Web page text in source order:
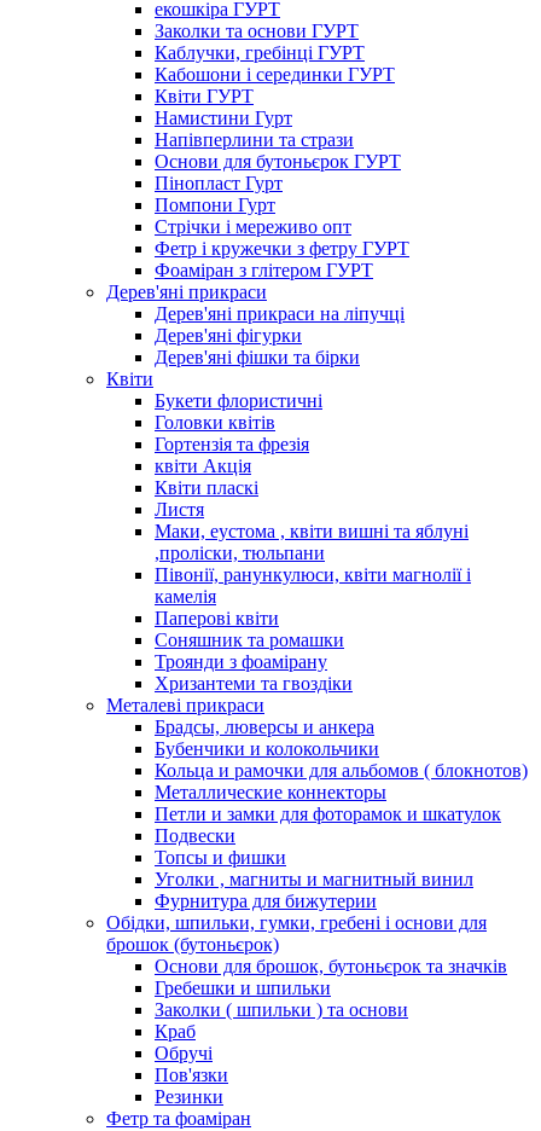
екошкіра ГУРТ
Заколки та основи ГУРТ
Каблучки, гребінці ГУРТ
Кабошони і серединки ГУРТ
Квіти ГУРТ
Намистини Гурт
Напівперлини та стрази
Основи для бутоньєрок ГУРТ
Пінопласт Гурт
Помпони Гурт
Стрічки і мереживо опт
Фетр і кружечки з фетру ГУРТ
Фоаміран з глітером ГУРТ
Дерев'яні прикраси
Дерев'яні прикраси на ліпучці
Дерев'яні фігурки
Дерев'яні фішки та бірки
Квіти
Букети флористичні
Головки квітів
Гортензія та фрезія
квіти Акція
Квіти пласкі
Листя
Маки, еустома , квіти вишні та яблуні
,проліски, тюльпани
Півонії, ранункулюси, квіти магнолії і
камелія
Паперові квіти
Соняшник та ромашки
Троянди з фоамірану
Хризантеми та гвоздіки
Металеві прикраси
Брадсы, люверсы и анкера
Бубенчики и колокольчики
Кольца и рамочки для альбомов ( блокнотов)
Металлические коннекторы
Петли и замки для фоторамок и шкатулок
Подвески
Топсы и фишки
Уголки , магниты и магнитный винил
Фурнитура для бижутерии
Обідки, шпильки, гумки, гребені і основи для
брошок (бутоньєрок)
Основи для брошок, бутоньєрок та значків
Гребешки и шпильки
Заколки ( шпильки ) та основи
Краб
Обручі
Пов'язки
Резинки
Фетр та фоаміран